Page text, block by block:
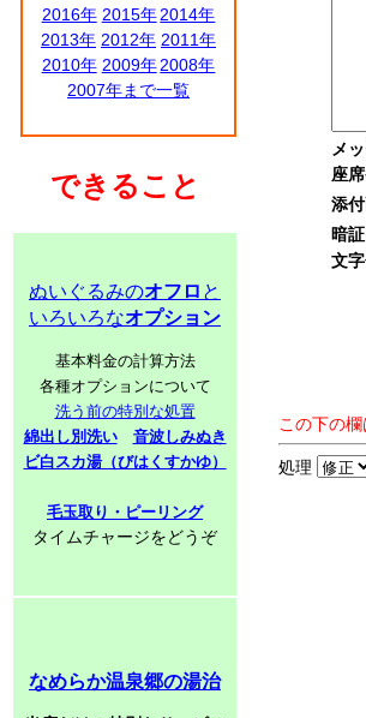
2016年 2015年 2014年
2013年 2012年 2011年
2010年 2009年 2008年
2007年まで一覧
できること
ぬいぐるみのオフロ と
いろいろなオプション
基本料金の計算方法
各種オプションについて
洗う前の特別な処置
綿出し別洗い
音波しみぬき
ビ白スカ湯（びはくすかゆ）
毛玉取り・ピーリング
タイムチャージをどうぞ
なめらか温泉郷の湯治
メ
座
添
暗
文
この下の
処理